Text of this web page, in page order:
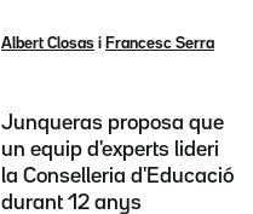
Albert Closas i Francesc Serra
Junqueras proposa que
un equip d'experts lideri
la Conselleria d'Educació
durant 12 anys